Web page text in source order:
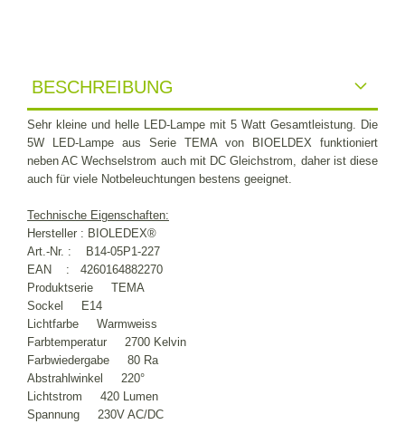
BESCHREIBUNG
Sehr kleine und helle LED-Lampe mit 5 Watt Gesamtleistung. Die
5W LED-Lampe aus Serie TEMA von BIOELDEX funktioniert
neben AC Wechselstrom auch mit DC Gleichstrom, daher ist diese
auch für viele Notbeleuchtungen bestens geeignet.
Technische Eigenschaften:
Hersteller : BIOLEDEX®
Art.-Nr. : B14-05P1-227
EAN : 4260164882270
Produktserie TEMA
Sockel E14
Lichtfarbe Warmweiss
Farbtemperatur 2700 Kelvin
Farbwiedergabe 80 Ra
Abstrahlwinkel 220°
Lichtstrom 420 Lumen
Spannung 230V AC/DC